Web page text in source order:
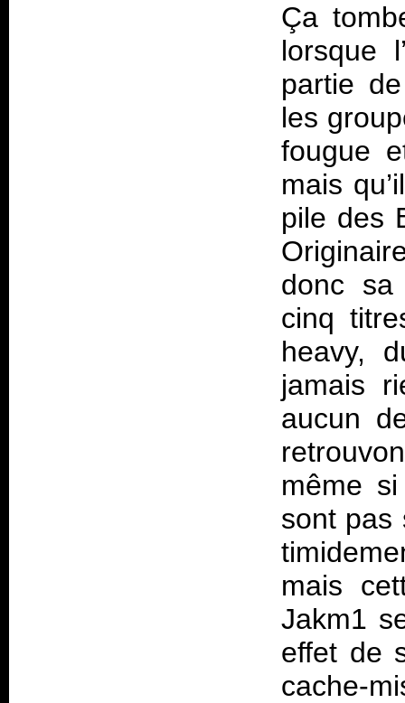
Ça
lorsque
partie
les
fougue
mais
pile des
donc
cinq
heavy,
jamais
aucun
même
sont pas
mais
Jakm1
effet de
cache-